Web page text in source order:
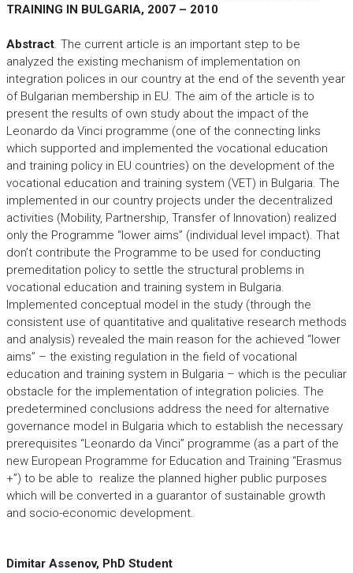
TRAINING IN BULGARIA, 2007 – 2010
Abstract. The current article is an important step to be
analyzed the existing mechanism of implementation on
integration polices in our country at the end of the seventh year
of Bulgarian membership in EU. The aim of the article is to
present the results of own study about the impact of the
Leonardo da Vinci programme (one of the connecting links
which supported and implemented the vocational education
and training policy in EU countries) on the development of the
vocational education and training system (VET) in Bulgaria. The
implemented in our country projects under the decentralized
activities (Mobility, Partnership, Transfer of Innovation) realized
only the Programme “lower aims” (individual level impact). That
don’t contribute the Programme to be used for conducting
premeditation policy to settle the structural problems in
vocational education and training system in Bulgaria.
Implemented conceptual model in the study (through the
consistent use of quantitative and qualitative research methods
and analysis) revealed the main reason for the achieved “lower
aims” – the existing regulation in the field of vocational
education and training system in Bulgaria – which is the peculiar
obstacle for the implementation of integration policies. The
predetermined conclusions address the need for alternative
governance model in Bulgaria which to establish the necessary
prerequisites “Leonardo da Vinci” programme (as a part of the
new European Programme for Education and Training “Erasmus
+”) to be able to realize the planned higher public purposes
which will be converted in a guarantor of sustainable growth
and socio-economic development.
Dimitar Assenov, PhD Student